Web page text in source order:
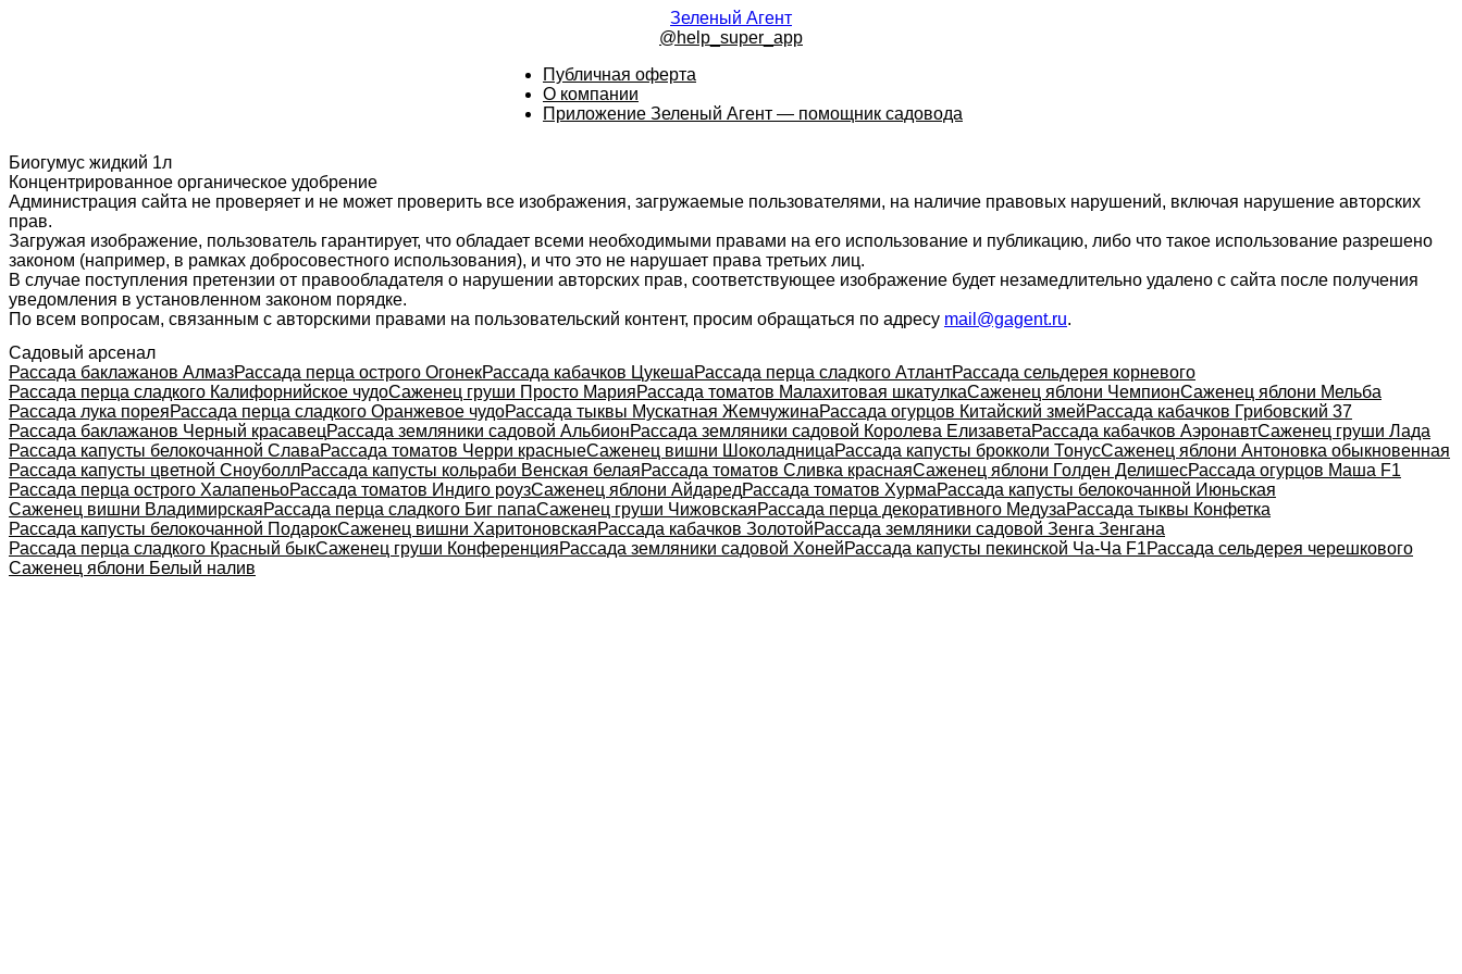
Зеленый Агент
@help_super_app
Публичная оферта
О компании
Приложение Зеленый Агент — помощник садовода
Биогумус жидкий 1л
Концентрированное органическое удобрение
Администрация сайта не проверяет и не может проверить все изображения, загружаемые пользователями, на наличие правовых нарушений, включая нарушение авторских
прав.
Загружая изображение, пользователь гарантирует, что обладает всеми необходимыми правами на его использование и публикацию, либо что такое использование разрешено
законом (например, в рамках добросовестного использования), и что это не нарушает права третьих лиц.
В случае поступления претензии от правообладателя о нарушении авторских прав, соответствующее изображение будет незамедлительно удалено с сайта после получения
уведомления в установленном законом порядке.
По всем вопросам, связанным с авторскими правами на пользовательский контент, просим обращаться по адресу mail@gagent.ru.
Садовый арсенал
Рассада баклажанов АлмазРассада перца острого ОгонекРассада кабачков ЦукешаРассада перца сладкого АтлантРассада сельдерея корневого
Рассада перца сладкого Калифорнийское чудоСаженец груши Просто МарияРассада томатов Малахитовая шкатулкаСаженец яблони ЧемпионСаженец яблони Мельба
Рассада лука пореяРассада перца сладкого Оранжевое чудоРассада тыквы Мускатная ЖемчужинаРассада огурцов Китайский змейРассада кабачков Грибовский 37
Рассада баклажанов Черный красавецРассада земляники садовой АльбионРассада земляники садовой Королева ЕлизаветаРассада кабачков АэронавтСаженец груши Лада
Рассада капусты белокочанной СлаваРассада томатов Черри красныеСаженец вишни ШоколадницаРассада капусты брокколи ТонусСаженец яблони Антоновка обыкновенная
Рассада капусты цветной СноуболлРассада капусты кольраби Венская белаяРассада томатов Сливка краснаяСаженец яблони Голден ДелишесРассада огурцов Маша F1
Рассада перца острого ХалапеньоРассада томатов Индиго роузСаженец яблони АйдаредРассада томатов ХурмаРассада капусты белокочанной Июньская
Саженец вишни ВладимирскаяРассада перца сладкого Биг папаСаженец груши ЧижовскаяРассада перца декоративного МедузаРассада тыквы Конфетка
Рассада капусты белокочанной ПодарокСаженец вишни ХаритоновскаяРассада кабачков ЗолотойРассада земляники садовой Зенга Зенгана
Рассада перца сладкого Красный быкСаженец груши КонференцияРассада земляники садовой ХонейРассада капусты пекинской Ча-Ча F1Рассада сельдерея черешкового
Саженец яблони Белый налив